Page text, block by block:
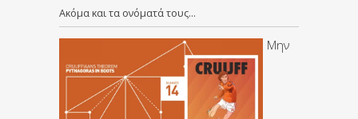
Ακόμα και τα ονόματά τους…
Μην